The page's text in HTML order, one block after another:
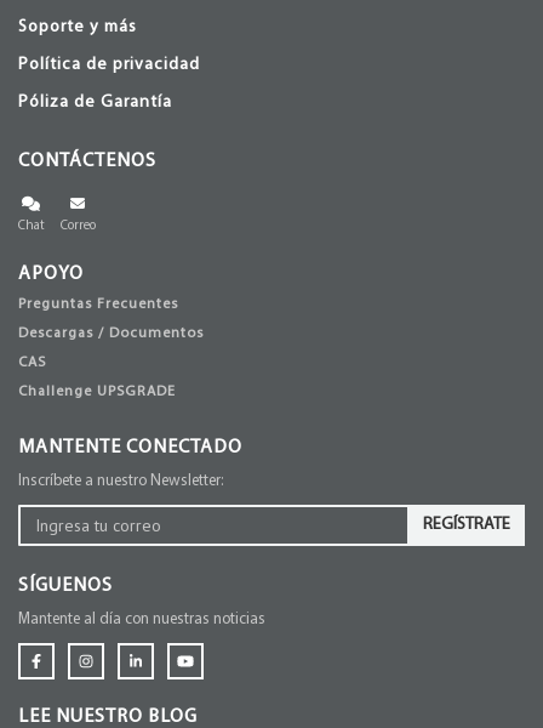
Soporte y más
Política de privacidad
Póliza de Garantía
CONTÁCTENOS
Chat Correo
APOYO
Preguntas Frecuentes
Descargas / Documentos
CAS
Challenge UPSGRADE
MANTENTE CONECTADO
Inscríbete a nuestro Newsletter:
REGÍSTRATE
SÍGUENOS
Mantente al día con nuestras noticias
LEE NUESTRO BLOG